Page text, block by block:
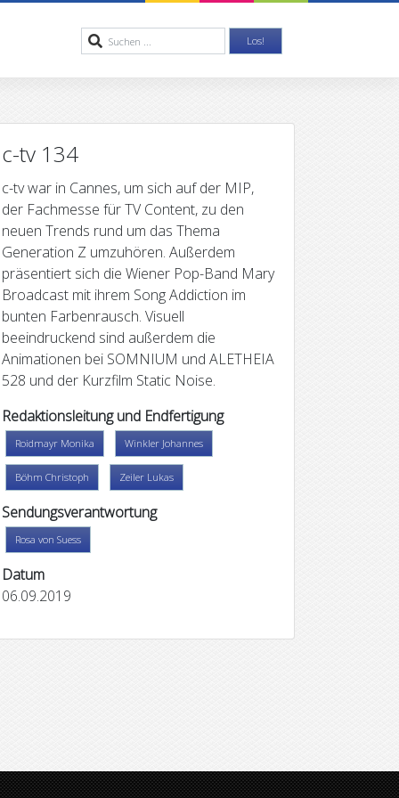
Aletheia 528
c-tv 134
c-tv war in Cannes, um sich auf der MIP,
der Fachmesse für TV Content, zu den
neuen Trends rund um das Thema
Generation Z umzuhören. Außerdem
präsentiert sich die Wiener Pop-Band Mary
Broadcast mit ihrem Song Addiction im
bunten Farbenrausch. Visuell
beeindruckend sind außerdem die
Animationen bei SOMNIUM und ALETHEIA
528 und der Kurzfilm Static Noise.
Redaktionsleitung und Endfertigung
Roidmayr Monika Winkler Johannes
Böhm Christoph Zeiler Lukas
Sendungsverantwortung
Rosa von Suess
Datum
06.09.2019